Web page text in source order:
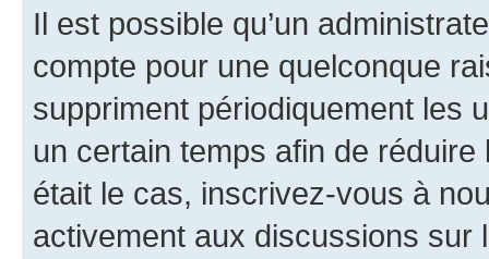
Il est possible qu’un
compte pour une quelconque
suppriment périodiquement les
un certain temps afin de
était le cas, inscrivez-vous à
activement aux discussions sur